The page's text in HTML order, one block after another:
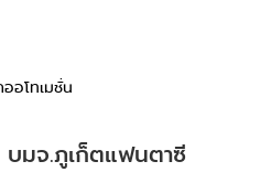
อโทเมชั่น
มจ.ภูเก็ตแฟนตาซี